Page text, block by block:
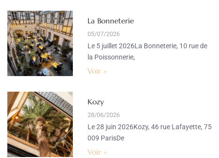
La Bonneterie
05/07/2026
Le 5 juillet 2026La Bonneterie, 10 rue de
la Poissonnerie,
Voir »
Kozy
28/06/2026
Le 28 juin 2026Kozy, 46 rue Lafayette, 75
009 ParisDe
Voir »